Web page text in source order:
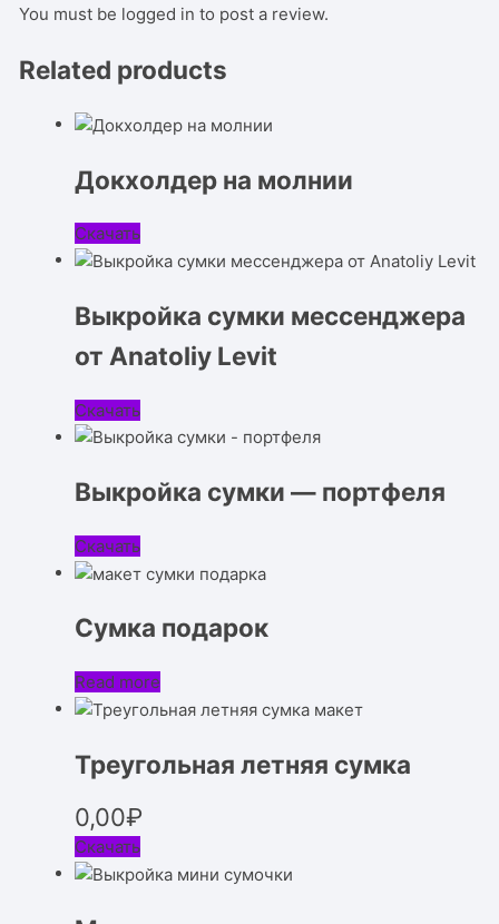
You must be logged in to post a review.
Related products
Докхолдер на молнии
Скачать
Выкройка сумки мессенджера
от Anatoliy Levit
Скачать
Выкройка сумки — портфеля
Скачать
Сумка подарок
Read more
Треугольная летняя сумка
0,00₽
Скачать